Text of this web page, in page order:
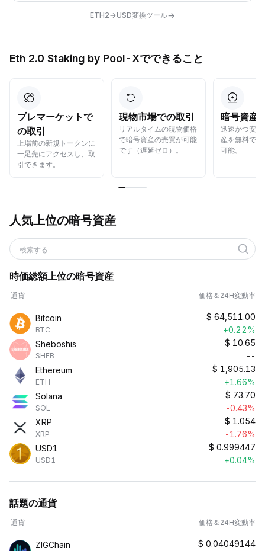
ETH2→USD変換ツール→
Eth 2.0 Staking by Pool-Xでできること
プレマーケットで
の取引
上場前の新規トークンに
一足先にアクセスし、取
引できます。
現物市場での取引
リアルタイムの現物価格
で暗号資産の売買が可能
です（遅延ゼロ）。
暗号資産
迅速かつ安
産を無料で
可能。
人気上位の暗号資産
検索する
時価総額上位の暗号資産
通貨 価格＆24H変動率
Bitcoin
BTC
$ 64,511.00
+0.22%
Sheboshis
SHEB
$ 10.65
--
Ethereum
ETH
$ 1,905.13
+1.66%
Solana
SOL
$ 73.70
-0.43%
XRP
XRP
$ 1.054
-1.76%
USD1
USD1
$ 0.999447
+0.04%
話題の通貨
通貨 価格＆24H変動率
ZIGChain $ 0.04049144